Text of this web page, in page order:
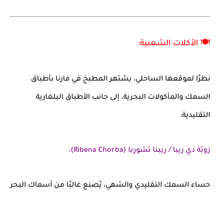
🍽️ الأكلات الشعبية:
نظرًا لموقعها الساحلي، يشتهر المطبخ في فارنا بأطباق
السمك والمأكولات البحرية، إلى جانب الأطباق البلغارية
التقليدية:
زوبّة دي ريبا / ريبنا تشوربا (Ribena Chorba):
حساء السمك التقليدي والشهي، يُصنع غالبًا من أسماك البحر